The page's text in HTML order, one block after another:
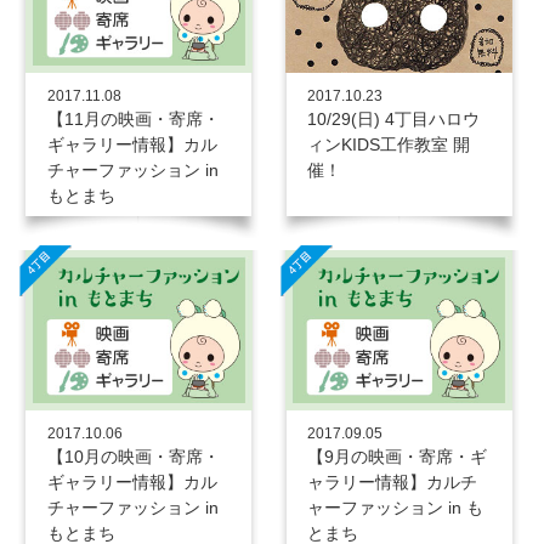
2017.11.08
【11月の映画・寄席・
ギャラリー情報】カル
チャーファッション in
もとまち
2017.10.23
10/29(日) 4丁目ハロウ
ィンKIDS工作教室 開
催！
2017.10.06
【10月の映画・寄席・
ギャラリー情報】カル
チャーファッション in
もとまち
2017.09.05
【9月の映画・寄席・ギ
ャラリー情報】カルチ
ャーファッション in も
とまち